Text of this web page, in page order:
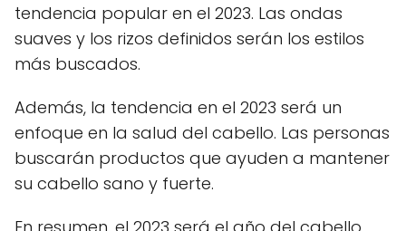
tendencia popular en el 2023. Las ondas
suaves y los rizos definidos serán los estilos
más buscados.
Además, la tendencia en el 2023 será un
enfoque en la salud del cabello. Las personas
buscarán productos que ayuden a mantener
su cabello sano y fuerte.